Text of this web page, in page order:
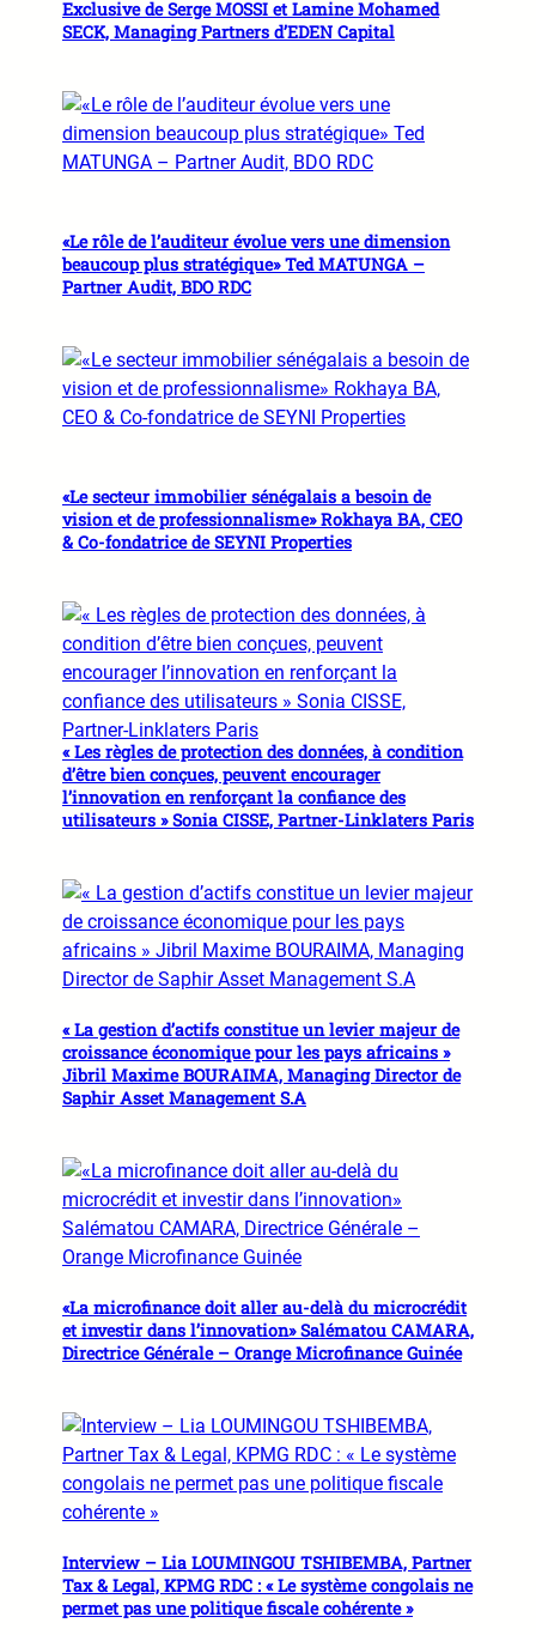
Exclusive de Serge MOSSI et Lamine Mohamed
SECK, Managing Partners d’EDEN Capital
«Le rôle de l’auditeur évolue vers une dimension
beaucoup plus stratégique» Ted MATUNGA –
Partner Audit, BDO RDC
«Le secteur immobilier sénégalais a besoin de
vision et de professionnalisme» Rokhaya BA, CEO
& Co-fondatrice de SEYNI Properties
« Les règles de protection des données, à condition
d’être bien conçues, peuvent encourager
l’innovation en renforçant la confiance des
utilisateurs » Sonia CISSE, Partner-Linklaters Paris
« La gestion d’actifs constitue un levier majeur de
croissance économique pour les pays africains »
Jibril Maxime BOURAIMA, Managing Director de
Saphir Asset Management S.A
«La microfinance doit aller au-delà du microcrédit
et investir dans l’innovation» Salématou CAMARA,
Directrice Générale – Orange Microfinance Guinée
Interview – Lia LOUMINGOU TSHIBEMBA, Partner
Tax & Legal, KPMG RDC : « Le système congolais ne
permet pas une politique fiscale cohérente »